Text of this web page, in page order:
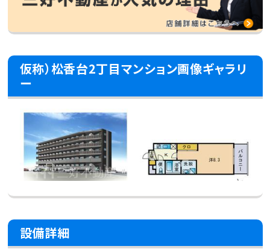
仮称）松香台2丁目マンション画像ギャラリ
ー
設備詳細